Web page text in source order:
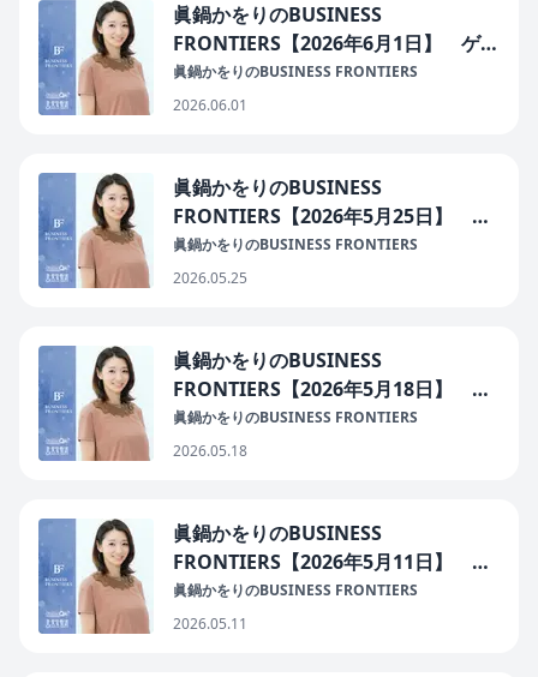
眞鍋かをりのBUSINESS
FRONTIERS【2026年6月1日】 ゲス
ト：コンドミニアム・アセットマネジ
メント株式会社 創業者・CSO最高戦
眞鍋かをりのBUSINESS FRONTIERS
2026.06.01
眞鍋かをりのBUSINESS
FRONTIERS【2026年5月25日】 ゲ
スト： 株式会社アガロ 代表取締役
芝田美佳さん
眞鍋かをりのBUSINESS FRONTIERS
2026.05.25
眞鍋かをりのBUSINESS
FRONTIERS【2026年5月18日】 ゲ
スト： OCTUG株式会社 代表取締役
星義郎さん
眞鍋かをりのBUSINESS FRONTIERS
2026.05.18
眞鍋かをりのBUSINESS
FRONTIERS【2026年5月11日】 ゲ
スト： 株式会社サンクワーク 代表取
締役社長 勝又結人さん
眞鍋かをりのBUSINESS FRONTIERS
2026.05.11